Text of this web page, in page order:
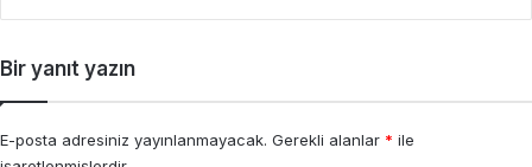
Bir yanıt yazın
E-posta adresiniz yayınlanmayacak. Gerekli alanlar * ile